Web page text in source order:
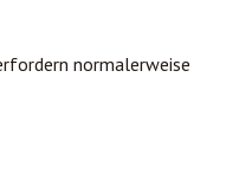
normalerweise